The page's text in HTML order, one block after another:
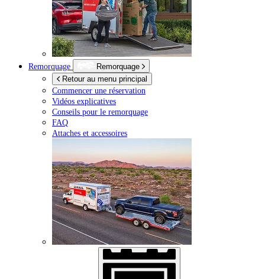
Remorquage
Remorquage
Retour au menu principal
Commencer une réservation
Vidéos explicatives
Conseils pour le remorquage
FAQ
Attaches et accessoires